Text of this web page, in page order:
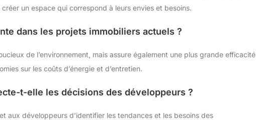
un espace qui correspond à leurs envies et besoins.
dans les projets immobiliers actuels ?
de l’environnement, mais assure également une plus grande efficacité
sur les coûts d’énergie et d’entretien.
t-elle les décisions des développeurs ?
aux développeurs d’identifier les tendances et les besoins des